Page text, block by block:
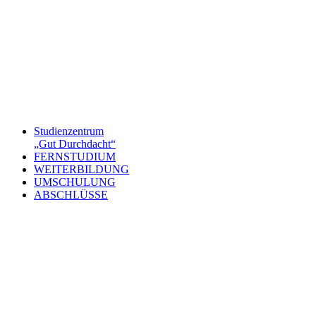
Studienzentrum
„Gut Durchdacht“
FERNSTUDIUM
WEITERBILDUNG
UMSCHULUNG
ABSCHLÜSSE